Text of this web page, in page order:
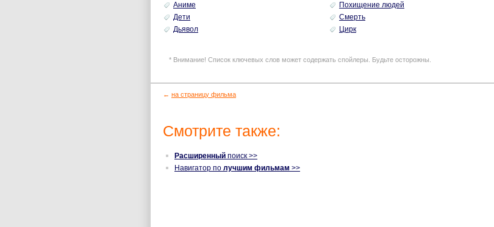
Аниме
Дети
Дьявол
Похищение людей
Смерть
Цирк
* Внимание! Список ключевых слов может содержать спойлеры. Будьте осторожны.
← на страницу фильма
Смотрите также:
Расширенный поиск >>
Навигатор по лучшим фильмам >>